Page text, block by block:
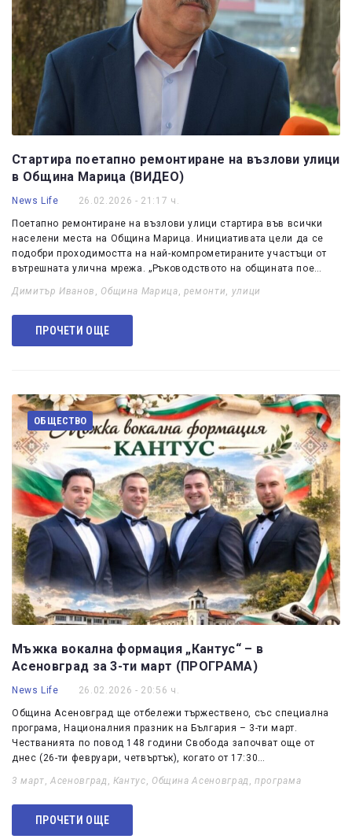
Стартира поетапно ремонтиране на възлови улици
в Община Марица (ВИДЕО)
News Life 26.02.2026 - 21:17 ч.
Поетапно ремонтиране на възлови улици стартира във всички
населени места на Община Марица. Инициативата цели да се
подобри проходимостта на най-компрометираните участъци от
вътрешната улична мрежа. „Ръководството на общината пое…
Димитър Иванов , Община Марица, ремонти, улици
ПРОЧЕТИ ОЩЕ
ОБЩЕСТВО
Мъжка вокална формация „Кантус“ – в
Асеновград за 3-ти март (ПРОГРАМА)
News Life 26.02.2026 - 20:56 ч.
Община Асеновград ще отбележи тържествено, със специална
програма, Националния празник на България – 3-ти март.
Честванията по повод 148 години Свобода започват още от
днес (26-ти февруари, четвъртък), когато от 17:30…
3 март,Асеновград , Кантус, Община Асеновград ,програма
ПРОЧЕТИ ОЩЕ